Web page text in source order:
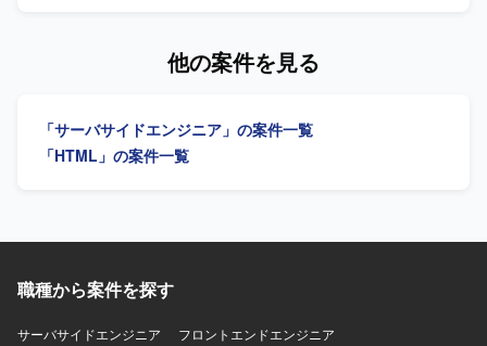
ことで、専門性の高い業務経験を積むことができます。
他の案件を見る
「サーバサイドエンジニア」の案件一覧
「HTML」の案件一覧
職種から案件を探す
サーバサイドエンジニア
フロントエンドエンジニア